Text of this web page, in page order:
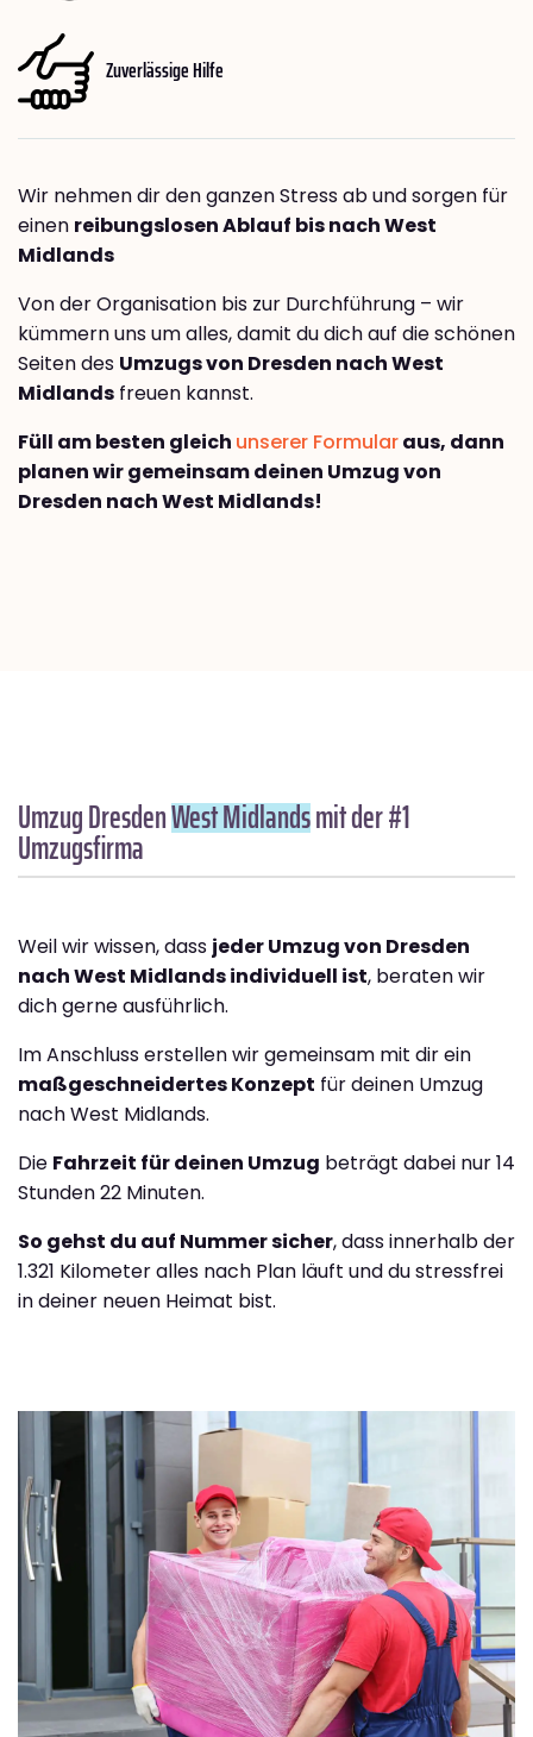
Zuverlässige Hilfe
Wir nehmen dir den ganzen Stress ab und sorgen für
einen reibungslosen Ablauf bis nach West
Midlands
Von der Organisation bis zur Durchführung – wir
kümmern uns um alles, damit du dich auf die schönen
Seiten des Umzugs von Dresden nach West
Midlands freuen kannst.
Füll am besten gleich unserer Formularaus, dann
planen wir gemeinsam deinen Umzug von
Dresden nach West Midlands!
Umzug DresdenWest Midlandsmit der #1
Umzugsfirma
Weil wir wissen, dass jeder Umzug von Dresden
nach West Midlands individuell ist, beraten wir
dich gerne ausführlich.
Im Anschluss erstellen wir gemeinsam mit dir ein
maßgeschneidertes Konzept für deinen Umzug
nach West Midlands.
Die Fahrzeit für deinen Umzug beträgt dabei nur 14
Stunden 22 Minuten.
So gehst du auf Nummer sicher, dass innerhalb der
1.321 Kilometer alles nach Plan läuft und du stressfrei
in deiner neuen Heimat bist.